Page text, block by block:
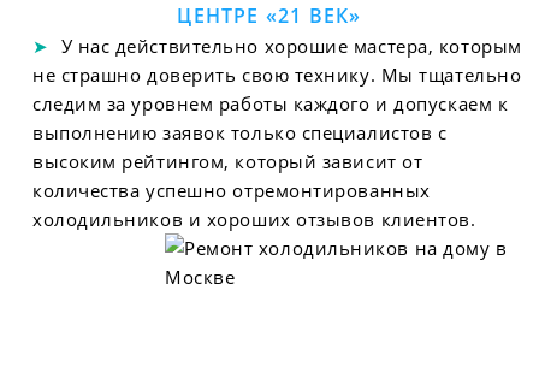
ЦЕНТРЕ «21 ВЕК»
У нас действительно хорошие мастера, которым
не страшно доверить свою технику. Мы тщательно
следим за уровнем работы каждого и допускаем к
выполнению заявок только специалистов с
высоким рейтингом, который зависит от
количества успешно отремонтированных
холодильников и хороших отзывов клиентов.